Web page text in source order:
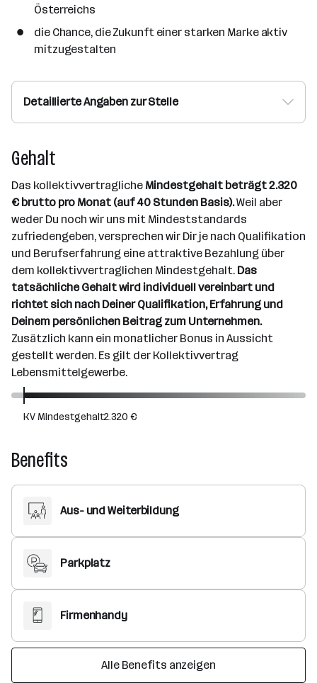
Österreichs
die Chance, die Zukunft einer starken Marke aktiv
mitzugestalten
Detaillierte Angaben zur Stelle
Gehalt
Das kollektivvertragliche Mindestgehalt beträgt 2.320
€ brutto pro Monat (auf 40 Stunden Basis).Weil aber
weder Du noch wir uns mit Mindeststandards
zufriedengeben, versprechen wir Dir je nach Qualifikation
und Berufserfahrung eine attraktive Bezahlung über
dem kollektivvertraglichen Mindestgehalt. Das
tatsächliche Gehalt wird individuell vereinbart und
richtet sich nach Deiner Qualifikation, Erfahrung und
Deinem persönlichen Beitrag zum Unternehmen.
Zusätzlich kann ein monatlicher Bonus in Aussicht
gestellt werden. Es gilt der Kollektivvertrag
Lebensmittelgewerbe.
KV Mindestgehalt2.320 €
Benefits
Aus- und Weiterbildung
Parkplatz
Firmenhandy
Alle Benefits anzeigen